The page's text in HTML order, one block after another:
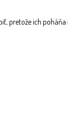
pretože ich